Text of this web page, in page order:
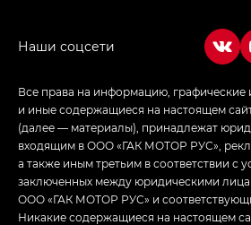
в спортивном стиле — GL(S-
Все права на информацию, графические
и иные содержащиеся на настоящем
(далее — материалы), принадлежат
входящим в ООО «ГАК МОТОР РУС»,
а также иным третьим в соответствии с
заключенных между юридическими
ООО «ГАК МОТОР РУС» и
Никакие содержащиеся на настоящем